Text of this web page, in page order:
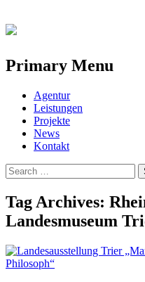
Primary Menu
Skip
content
Agentur
Leistungen
Projekte
News
Kontakt
Search
for:
Tag Archives:
Landesmuseum